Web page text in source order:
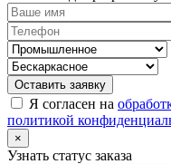
Оставить заявку
Я согласен на
политикой
×
Узнать статус заказа